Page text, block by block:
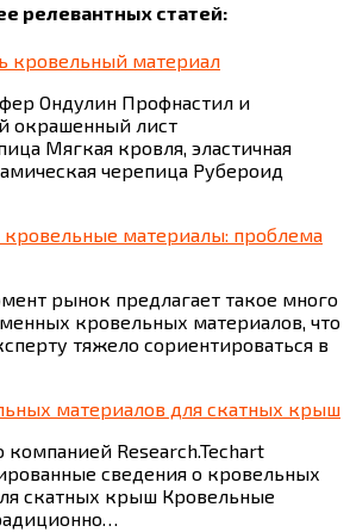
релевантных статей:
кровельный материал
Ондулин Профнастил и
окрашенный лист
Мягкая кровля, эластичная
черепица Рубероид
материалы: проблема
рынок предлагает такое много
кровельных материалов, что
тяжело сориентироваться в
материалов для скатных крыш
компанией Research.Techart
сведения о кровельных
скатных крыш Кровельные